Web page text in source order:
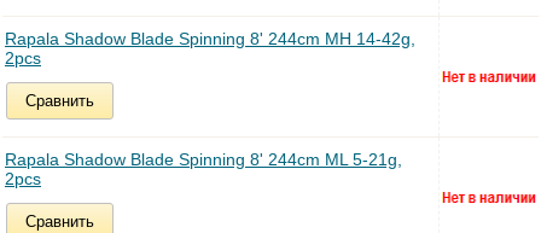
Rapala Shadow Blade Spinning 8' 244cm MH 14-42g,
2pcs
Сравнить
Rapala Shadow Blade Spinning 8' 244cm ML 5-21g,
2pcs
Сравнить